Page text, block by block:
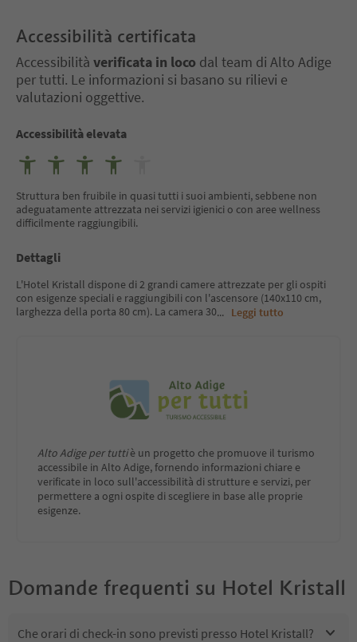
Accessibilità certificata
Accessibilità verificata in loco dal team di Alto Adige
per tutti. Le informazioni si basano su rilievi e
valutazioni oggettive.
Accessibilità elevata
Struttura ben fruibile in quasi tutti i suoi ambienti, sebbene non
adeguatamente attrezzata nei servizi igienici o con aree wellness
difficilmente raggiungibili.
Dettagli
L'Hotel Kristall dispone di 2 grandi camere attrezzate per gli ospiti
con esigenze speciali e raggiungibili con l'ascensore (140x110 cm,
larghezza della porta 80 cm). La camera 30... Leggi tutto
Alto Adige per tuttiè un progetto che promuove il turismo
accessibile in Alto Adige, fornendo informazioni chiare e
verificate in loco sull'accessibilità di strutture e servizi, per
permettere a ogni ospite di scegliere in base alle proprie
esigenze.
Domande frequenti su Hotel Kristall
Che orari di check-in sono previsti presso Hotel Kristall?